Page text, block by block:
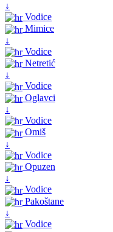
↓
Vodice
Mimice
↓
Vodice
Netretić
↓
Vodice
Oglavci
↓
Vodice
Omiš
↓
Vodice
Opuzen
↓
Vodice
Pakoštane
↓
Vodice